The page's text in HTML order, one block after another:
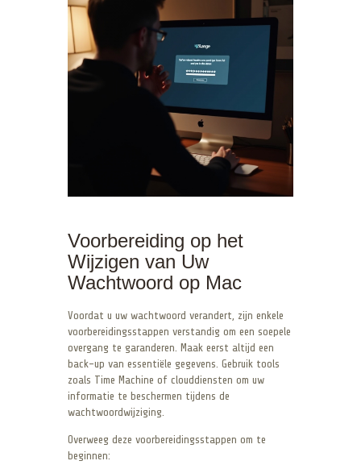
Voorbereiding op het
Wijzigen van Uw
Wachtwoord op Mac
Voordat u uw wachtwoord verandert, zijn enkele
voorbereidingsstappen verstandig om een soepele
overgang te garanderen. Maak eerst altijd een
back-up van essentiële gegevens. Gebruik tools
zoals Time Machine of clouddiensten om uw
informatie te beschermen tijdens de
wachtwoordwijziging.
Overweeg deze voorbereidingsstappen om te
beginnen: